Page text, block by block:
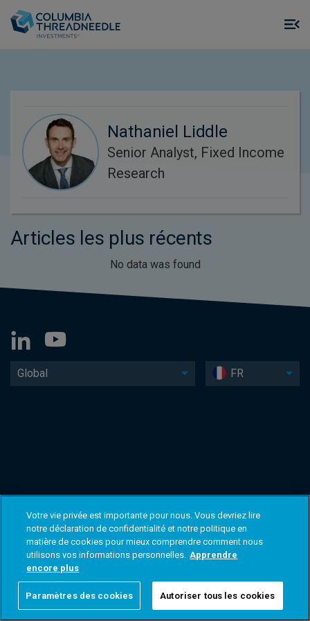
Nathaniel Liddle
Senior Analyst, Fixed Income
Research
Articles les plus récents
No data was found
Global FR
Votre vie privée est importante pour nous. Vous devriez lire
notre déclaration de confidentialité et notre politique en
matière de cookies pour mieux comprendre comment nous
utilisons vos informations personnelles. Apprendre
encore plus
Paramètres des cookies Autoriser tous les cookies